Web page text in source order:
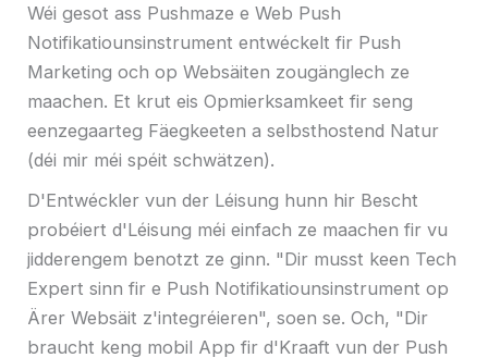
Wéi gesot ass Pushmaze e Web Push
Notifikatiounsinstrument entwéckelt fir Push
Marketing och op Websäiten zougänglech ze
maachen. Et krut eis Opmierksamkeet fir seng
eenzegaarteg Fäegkeeten a selbsthostend Natur
(déi mir méi spéit schwätzen).
D'Entwéckler vun der Léisung hunn hir Bescht
probéiert d'Léisung méi einfach ze maachen fir vu
jidderengem benotzt ze ginn. "Dir musst keen Tech
Expert sinn fir e Push Notifikatiounsinstrument op
Ärer Websäit z'integréieren", soen se. Och, "Dir
braucht keng mobil App fir d'Kraaft vun der Push